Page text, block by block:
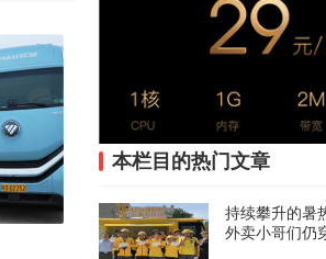
本栏目的热门文章
持续攀升的暑
外卖小哥们仍